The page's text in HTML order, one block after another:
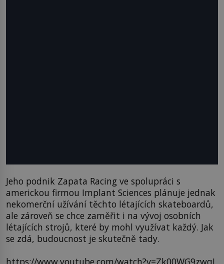
Jeho podnik Zapata Racing ve spolupráci s
americkou firmou Implant Sciences plánuje jednak
nekomerční užívání těchto létajících skateboardů,
ale zároveň se chce zaměřit i na vývoj osobních
létajících strojů, které by mohl využívat každý. Jak
se zdá, budoucnost je skutečně tady.
https://www.youtube.com/watch?v=Zk00WG9zwqI